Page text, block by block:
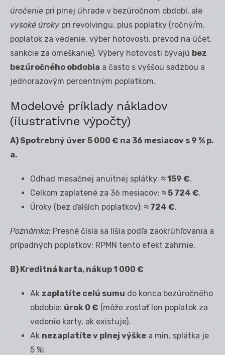
úročenie pri plnej úhrade v bezúročnom období, ale
vysoké úroky pri revolvingu, plus poplatky (ročný/m.
poplatok za vedenie, výber hotovosti, prevod na účet,
sankcie za omeškanie). Výbery hotovosti bývajú bez
bezúročného obdobia a často s vyššou sadzbou a
jednorazovým percentným poplatkom.
Modelové príklady nákladov
(ilustratívne výpočty)
A) Spotrebný úver 5 000 € na 36 mesiacov s 9 % p.
a.
Odhad mesačnej anuitnej splátky: ≈ 159 €.
Celkom zaplatené za 36 mesiacov: ≈ 5 724 €.
Úroky (bez ďalších poplatkov): ≈ 724 €.
Poznámka: Presné čísla sa líšia podľa zaokrúhľovania a
prípadných poplatkov; RPMN tento efekt zahrnie.
B) Kreditná karta, nákup 1 000 €
Ak zaplatíte celú sumu do konca bezúročného
obdobia: úrok 0 € (môže zostať len poplatok za
vedenie karty, ak existuje).
Ak nezaplatíte v plnej výške a min. splátka je
5 %: